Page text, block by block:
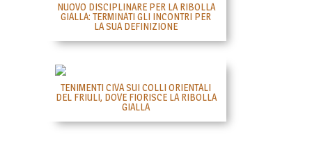
NUOVO DISCIPLINARE PER LA RIBOLLA
GIALLA: TERMINATI GLI INCONTRI PER
LA SUA DEFINIZIONE
TENIMENTI CIVA SUI COLLI ORIENTALI
DEL FRIULI, DOVE FIORISCE LA RIBOLLA
GIALLA